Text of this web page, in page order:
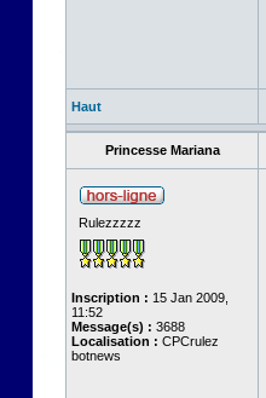
Haut
Princesse Mariana
Rulezzzzz
Inscription : 15 Jan 2009,
11:52
Message(s) : 3688
Localisation : CPCrulez
botnews